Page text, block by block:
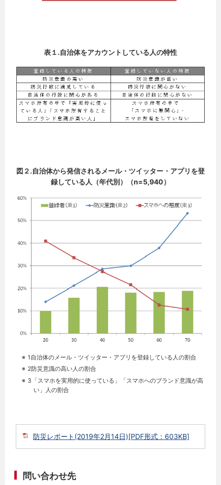
表１.自治体をアカウントしている人の特性
図２.自治体から発信されるメール・ツイッター・アプリを登
録している人（年代別）（n=5,940）
自治体のメール・ツイッター・アプリを登録している人の割合
防災意識の高い人の割合
「スマホを実用的に使っている」「スマホへのブランド意識が高
い」人の割合
防災レポート(2019年2月14日)[PDF形式：603KB]
問い合わせ先